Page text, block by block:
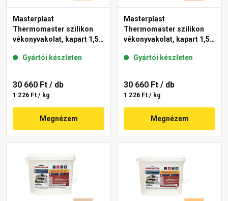
Masterplast
Thermomaster szilikon
vékonyvakolat, kapart 1,5
Gyártói készleten
30 660 Ft / db
1 226 Ft / kg
Megnézem
Masterplast
Thermomaster szilikon
vékonyvakolat, kapart 1,5
Gyártói készleten
30 660 Ft / db
1 226 Ft / kg
Megnézem